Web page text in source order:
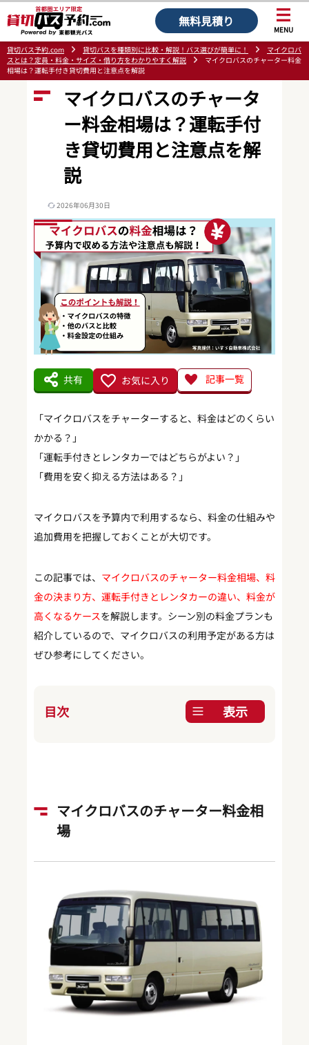
無料見積り
MENU
貸切バス予約.com
貸切バスを種類別に比較・解説！バス選びが簡単に！
マイクロバ
スとは？定員・料金・サイズ・借り方をわかりやすく解説
マイクロバスのチャーター料金
相場は？運転手付き貸切費用と注意点を解説
マイクロバスのチャータ
ー料金相場は？運転手付
き貸切費用と注意点を解
説
2026年06月30日
共有 お気に入り 記事一覧
「マイクロバスをチャーターすると、料金はどのくらい
かかる？」
「運転手付きとレンタカーではどちらがよい？」
「費用を安く抑える方法はある？」
マイクロバスを予算内で利用するなら、料金の仕組みや
追加費用を把握しておくことが大切です。
この記事では、 マイクロバスのチャーター料金相場、料
金の決まり方、運転手付きとレンタカーの違い、料金が
高くなるケースを解説します。シーン別の料金プランも
紹介しているので、マイクロバスの利用予定がある方は
ぜひ参考にしてください。
目次 表示
マイクロバスのチャーター料金相
場